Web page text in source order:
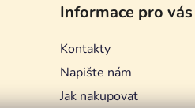
Informace pro vás
Kontakty
Napište nám
Jak nakupovat